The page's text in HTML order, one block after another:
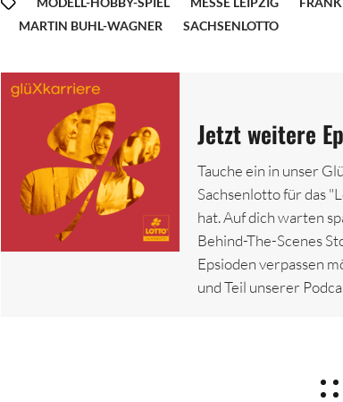
MARTIN BUHL-WAGNER
SACHSENLOTTO
Jetzt weitere
Tauche ein in unser
Sachsenlotto für das
hat. Auf dich warten
Behind-The-Scenes
Epsioden verpassen
und Teil unserer